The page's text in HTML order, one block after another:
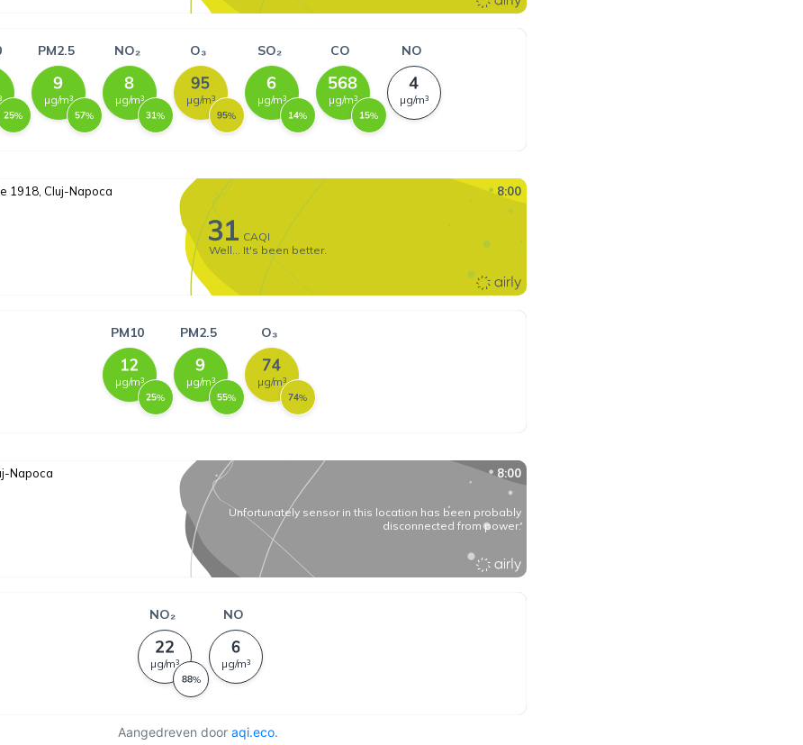
Aangedreven door aqi.eco.